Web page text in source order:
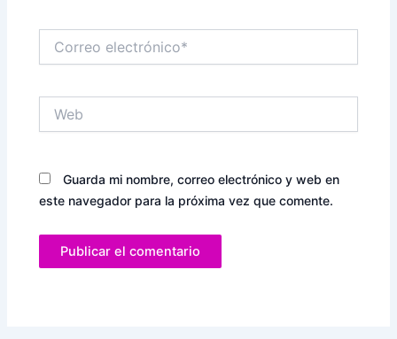
electrónico*
Guarda mi nombre, correo electrónico y web en
este navegador para la próxima vez que comente.